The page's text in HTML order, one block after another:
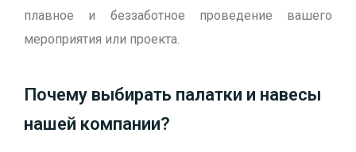
плавное и беззаботное проведение вашего
мероприятия или проекта.
Почему выбирать палатки и навесы
нашей компании?